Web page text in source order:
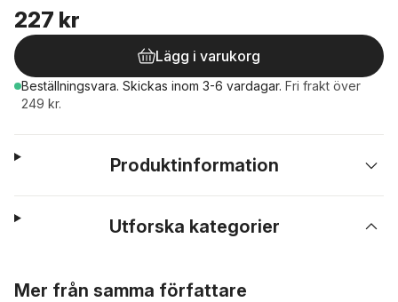
227 kr
Lägg i varukorg
Beställningsvara. Skickas inom 3-6 vardagar. Fri frakt över
249 kr.
Produktinformation
Utforska kategorier
Mer från samma författare